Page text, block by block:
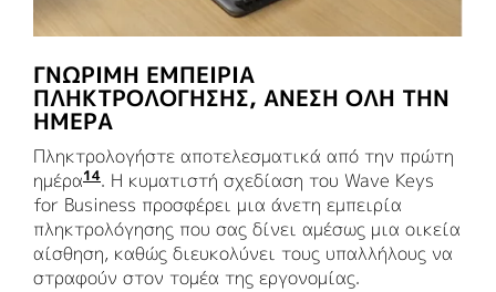
ΓΝΏΡΙΜΗ ΕΜΠΕΙΡΊΑ
ΠΛΗΚΤΡΟΛΌΓΗΣΗΣ, ΆΝΕΣΗ ΌΛΗ ΤΗΝ
ΗΜΈΡΑ
Πληκτρολογήστε αποτελεσματικά από την πρώτη
ημέρα14Το Wave Keys for Business προσφέρει μια
. Η κυματιστή σχεδίαση του Wave Keys
for Business προσφέρει μια άνετη εμπειρία
πληκτρολόγησης που σας δίνει αμέσως μια οικεία
αίσθηση, καθώς διευκολύνει τους υπαλλήλους να
στραφούν στον τομέα της εργονομίας.